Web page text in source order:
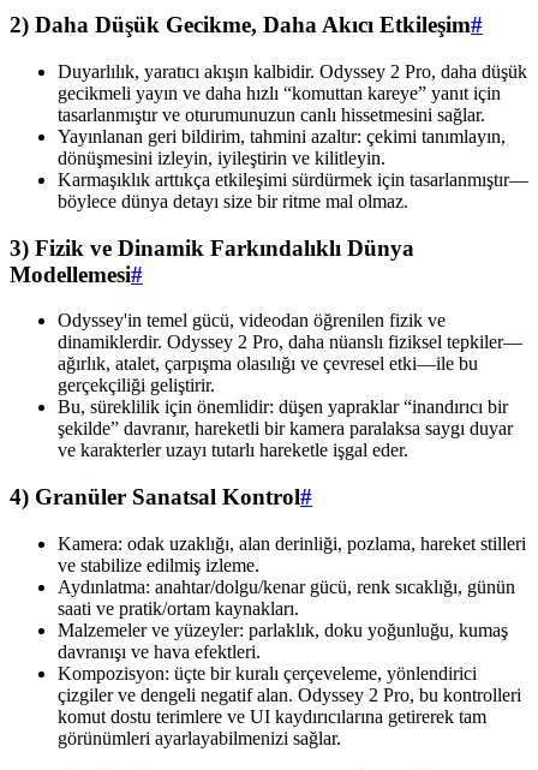
2) Daha Düşük Gecikme, Daha Akıcı Etkileşim#
Duyarlılık, yaratıcı akışın kalbidir. Odyssey 2 Pro, daha düşük
gecikmeli yayın ve daha hızlı “komuttan kareye” yanıt için
tasarlanmıştır ve oturumunuzun canlı hissetmesini sağlar.
Yayınlanan geri bildirim, tahmini azaltır: çekimi tanımlayın,
dönüşmesini izleyin, iyileştirin ve kilitleyin.
Karmaşıklık arttıkça etkileşimi sürdürmek için tasarlanmıştır—
böylece dünya detayı size bir ritme mal olmaz.
3) Fizik ve Dinamik Farkındalıklı Dünya
Modellemesi#
Odyssey'in temel gücü, videodan öğrenilen fizik ve
dinamiklerdir. Odyssey 2 Pro, daha nüanslı fiziksel tepkiler—
ağırlık, atalet, çarpışma olasılığı ve çevresel etki—ile bu
gerçekçiliği geliştirir.
Bu, süreklilik için önemlidir: düşen yapraklar “inandırıcı bir
şekilde” davranır, hareketli bir kamera paralaksa saygı duyar
ve karakterler uzayı tutarlı hareketle işgal eder.
4) Granüler Sanatsal Kontrol#
Kamera: odak uzaklığı, alan derinliği, pozlama, hareket stilleri
ve stabilize edilmiş izleme.
Aydınlatma: anahtar/dolgu/kenar gücü, renk sıcaklığı, günün
saati ve pratik/ortam kaynakları.
Malzemeler ve yüzeyler: parlaklık, doku yoğunluğu, kumaş
davranışı ve hava efektleri.
Kompozisyon: üçte bir kuralı çerçeveleme, yönlendirici
çizgiler ve dengeli negatif alan. Odyssey 2 Pro, bu kontrolleri
komut dostu terimlere ve UI kaydırıcılarına getirerek tam
görünümleri ayarlayabilmenizi sağlar.